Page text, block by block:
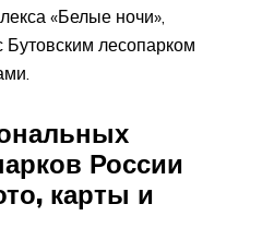
«Белые ночи»,
лесопарком
России
карты и